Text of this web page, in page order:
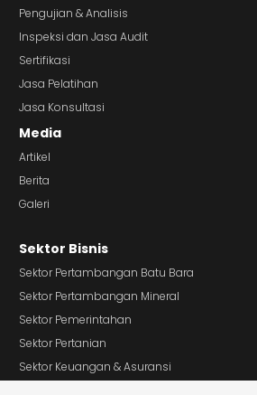
Pengujian & Analisis
Inspeksi dan Jasa Audit
Sertifikasi
Jasa Pelatihan
Jasa Konsultasi
Media
Artikel
Berita
Galeri
Sektor Bisnis
Sektor Pertambangan Batu Bara
Sektor Pertambangan Mineral
Sektor Pemerintahan
Sektor Pertanian
Sektor Keuangan & Asuransi